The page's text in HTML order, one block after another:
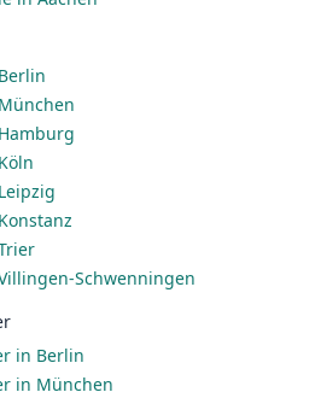
Schwenningen
in Berlin
in München